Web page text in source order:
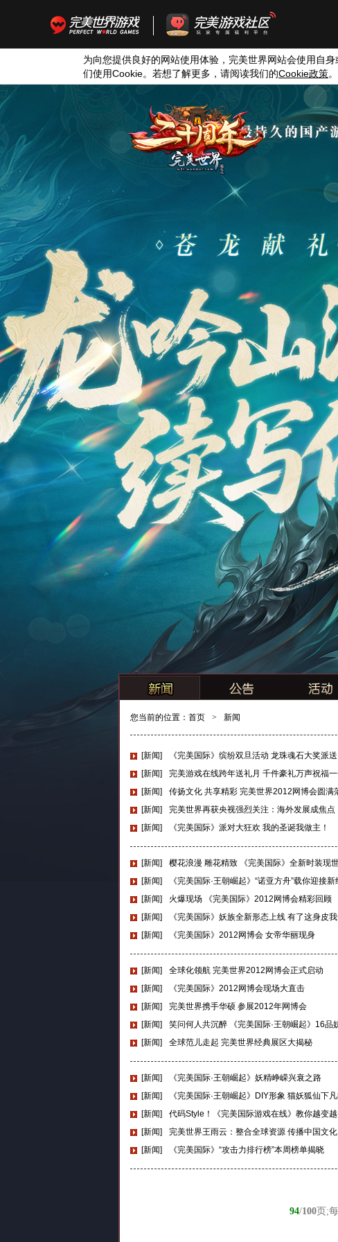
为向您提供良好的网站使用体验，完美世界网站会使用自身
们使用Cookie。若想了解更多，请阅读我们的Cookie政策。
您当前的位置： 首页 > 新闻
[新闻]
《完美国际》缤纷双旦活动 龙珠魂石大奖派送
[新闻]
完美游戏在线跨年送礼月 千件豪礼万声祝福
[新闻]
传扬文化 共享精彩 完美世界2012网博会圆满
[新闻]
完美世界再获央视强烈关注：海外发展成焦点
[新闻] 《完美国际》派对大狂欢 我的圣诞我做主！
[新闻]
樱花浪漫 雕花精致 《完美国际》全新时装现
[新闻]
《完美国际·王朝崛起》“诺亚方舟”载你迎接新
[新闻]
火爆现场 《完美国际》2012网博会精彩回顾
[新闻]
《完美国际》妖族全新形态上线 有了这身皮我
[新闻] 《完美国际》2012网博会 女帝华丽现身
[新闻]
全球化领航 完美世界2012网博会正式启动
[新闻]
《完美国际》2012网博会现场大直击
[新闻]
完美世界携手华硕 参展2012年网博会
[新闻]
笑问何人共沉醉 《完美国际·王朝崛起》16品
[新闻] 全球范儿走起 完美世界经典展区大揭秘
[新闻]
《完美国际·王朝崛起》妖精峥嵘兴衰之路
[新闻]
《完美国际·王朝崛起》DIY形象 猫妖狐仙下
[新闻]
代码Style！《完美国际游戏在线》教你越变
[新闻]
完美世界王雨云：整合全球资源 传播中国文化
[新闻] 《完美国际》“攻击力排行榜”本周榜单揭晓
94/100页;